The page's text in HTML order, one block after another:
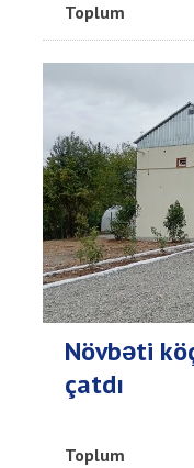
Toplum
Növbəti
çatdı
Toplum